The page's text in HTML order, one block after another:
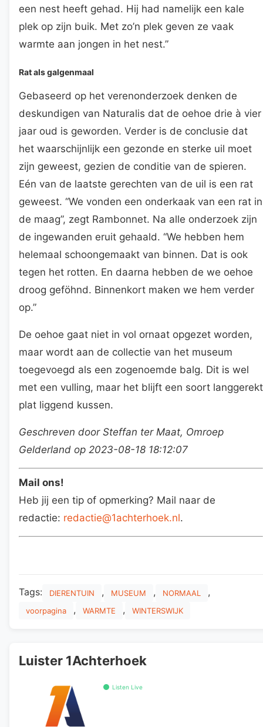
een nest heeft gehad. Hij had namelijk een kale
plek op zijn buik. Met zo’n plek geven ze vaak
warmte aan jongen in het nest.”
Rat als galgenmaal
Gebaseerd op het verenonderzoek denken de
deskundigen van Naturalis dat de oehoe drie à vier
jaar oud is geworden. Verder is de conclusie dat
het waarschijnlijk een gezonde en sterke uil moet
zijn geweest, gezien de conditie van de spieren.
Eén van de laatste gerechten van de uil is een rat
geweest. “We vonden een onderkaak van een rat in
de maag”, zegt Rambonnet. Na alle onderzoek zijn
de ingewanden eruit gehaald. “We hebben hem
helemaal schoongemaakt van binnen. Dat is ook
tegen het rotten. En daarna hebben de we oehoe
droog geföhnd. Binnenkort maken we hem verder
op.”
De oehoe gaat niet in vol ornaat opgezet worden,
maar wordt aan de collectie van het museum
toegevoegd als een zogenoemde balg. Dit is wel
met een vulling, maar het blijft een soort langgerekt
plat liggend kussen.
Geschreven door Steffan ter Maat, Omroep
Gelderland op 2023-08-18 18:12:07
Mail ons!
Heb jij een tip of opmerking? Mail naar de
redactie: redactie@1achterhoek.nl.
Tags: DIERENTUIN , MUSEUM , NORMAAL ,
voorpagina , WARMTE , WINTERSWIJK
Luister 1Achterhoek
Listen Live